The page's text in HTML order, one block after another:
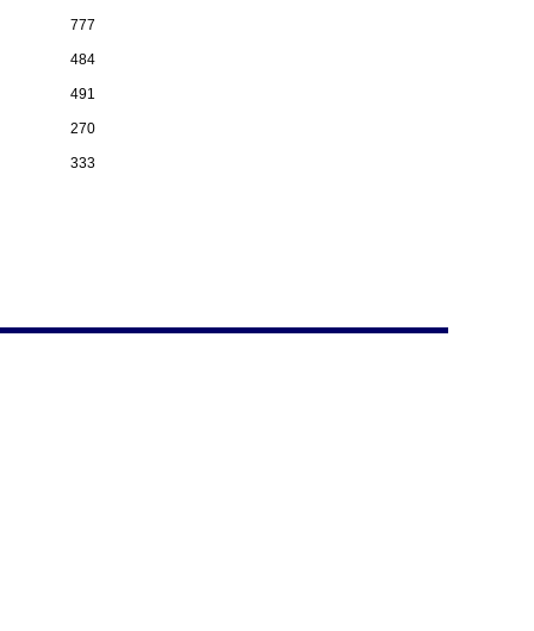
777
484
491
270
333